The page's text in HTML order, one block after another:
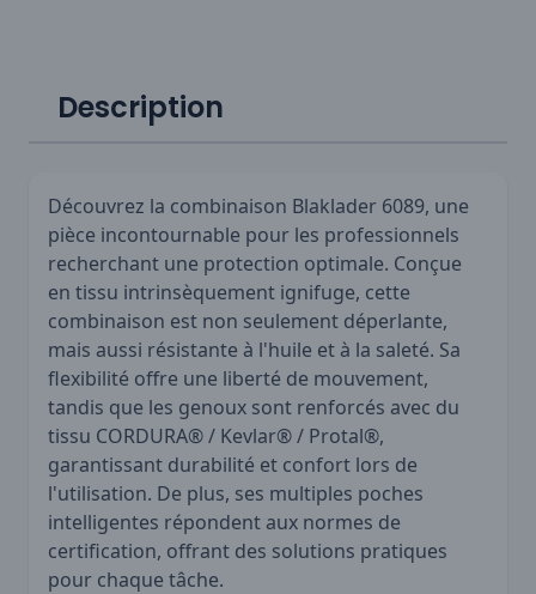
Description
Découvrez la combinaison Blaklader 6089, une
pièce incontournable pour les professionnels
recherchant une protection optimale. Conçue
en tissu intrinsèquement ignifuge, cette
combinaison est non seulement déperlante,
mais aussi résistante à l'huile et à la saleté. Sa
flexibilité offre une liberté de mouvement,
tandis que les genoux sont renforcés avec du
tissu CORDURA® / Kevlar® / Protal®,
garantissant durabilité et confort lors de
l'utilisation. De plus, ses multiples poches
intelligentes répondent aux normes de
certification, offrant des solutions pratiques
pour chaque tâche.